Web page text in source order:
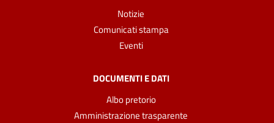
Notizie
Comunicati stampa
Eventi
DOCUMENTI E DATI
Albo pretorio
Amministrazione trasparente